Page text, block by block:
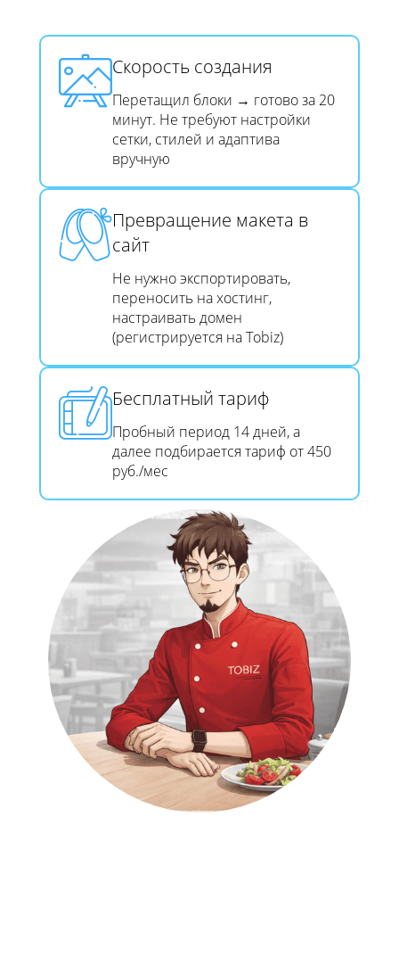
Скорость создания​​​​​​​
Перетащил блоки → готово за 20
минут. Не требуют настройки
сетки, стилей и адаптива
вручную
Превращение макета в
сайт​​​​​​​
Не нужно экспортировать,
переносить на хостинг,
настраивать домен
(регистрируется на Tobiz)
Бесплатный тариф
Пробный период 14 дней, а
далее подбирается тариф от 450
руб./мес